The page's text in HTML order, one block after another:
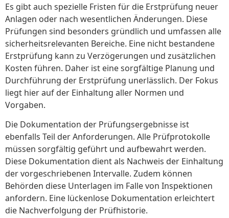
Es gibt auch spezielle Fristen für die Erstprüfung neuer
Anlagen oder nach wesentlichen Änderungen. Diese
Prüfungen sind besonders gründlich und umfassen alle
sicherheitsrelevanten Bereiche. Eine nicht bestandene
Erstprüfung kann zu Verzögerungen und zusätzlichen
Kosten führen. Daher ist eine sorgfältige Planung und
Durchführung der Erstprüfung unerlässlich. Der Fokus
liegt hier auf der Einhaltung aller Normen und
Vorgaben.
Die Dokumentation der Prüfungsergebnisse ist
ebenfalls Teil der Anforderungen. Alle Prüfprotokolle
müssen sorgfältig geführt und aufbewahrt werden.
Diese Dokumentation dient als Nachweis der Einhaltung
der vorgeschriebenen Intervalle. Zudem können
Behörden diese Unterlagen im Falle von Inspektionen
anfordern. Eine lückenlose Dokumentation erleichtert
die Nachverfolgung der Prüfhistorie.